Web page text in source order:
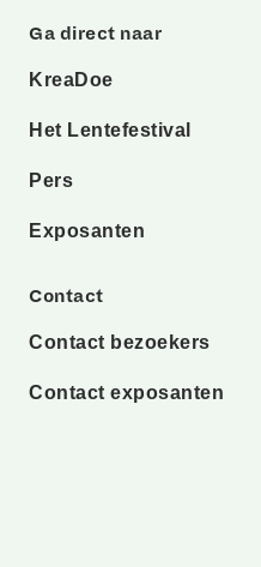
Ga direct naar
KreaDoe
Het Lentefestival
Pers
Exposanten
Contact
Contact bezoekers
Contact exposanten